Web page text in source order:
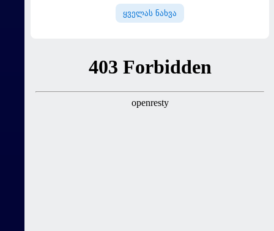
ყველას ნახვა